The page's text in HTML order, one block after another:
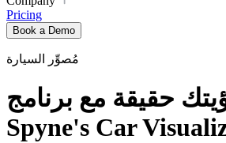
Pricing
Book a Demo
مُصوِّر السيارة
حقيقة مع برنامج
Spyne's Car